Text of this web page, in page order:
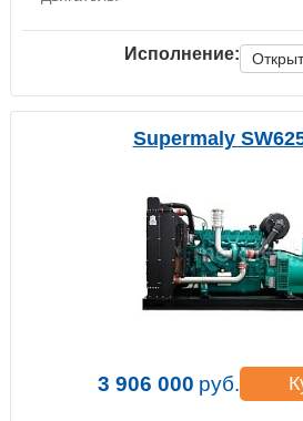
Исполнение:
Supermaly
3 906 000 руб.